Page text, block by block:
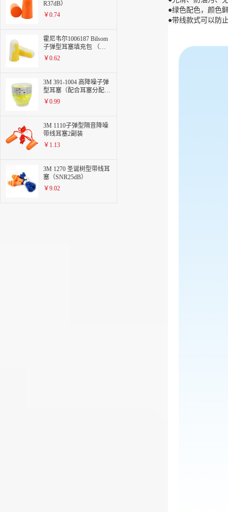
R37dB）
￥0.74
霍尼韦尔1006187 Bilsom
子弹型耳塞填充包 （用
于HL400）
￥0.62
3M 391-1004 高降噪子弹
型耳塞（配合耳塞分配器
使用）
￥0.99
3M 1110子弹型隔音降噪
带线耳塞2副装
￥1.13
3M 1270 圣诞树型带线耳
塞（SNR25dB）
￥9.02
●绿色配色，颜色
●带线款式可以防